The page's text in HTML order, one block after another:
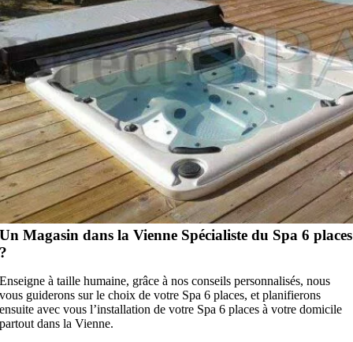
Un Magasin dans la Vienne Spécialiste du Spa 6 places
?
Enseigne à taille humaine, grâce à nos conseils personnalisés, nous
vous guiderons sur le choix de votre Spa 6 places, et planifierons
ensuite avec vous l’installation de votre Spa 6 places à votre domicile
partout dans la Vienne.